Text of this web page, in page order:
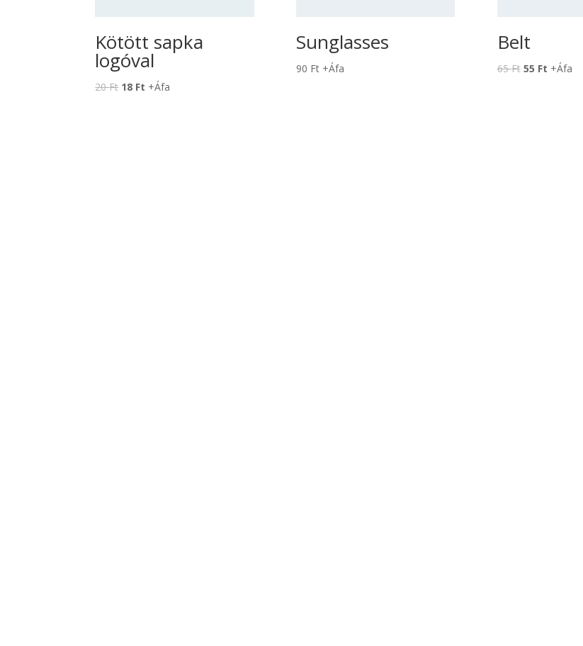
Kötött sapka
logóval
20Ft 18 Ft +Áfa
Sunglasses
90 Ft +Áfa
Belt
65Ft 55 Ft +Áfa